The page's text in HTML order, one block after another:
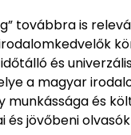
továbbra is
és
a magyar
munkássága és
és jövőbeni